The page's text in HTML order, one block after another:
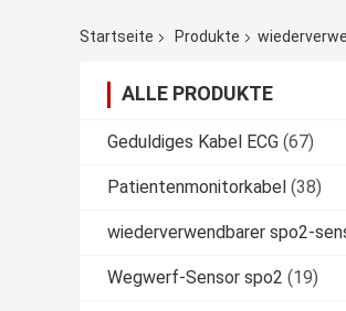
Startseite Produkte
ALLE PRODUKTE
Geduldiges Kabel ECG (67)
Patientenmonitorkabel (38)
wiederverwendbarer spo2-
Wegwerf-Sensor spo2 (19)